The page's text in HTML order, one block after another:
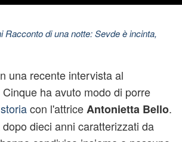
Racconto di una notte: Sevde è incinta,
una recente intervista al
ha avuto modo di porre
con l'attriceAntonietta Bello.
dieci anni caratterizzati da